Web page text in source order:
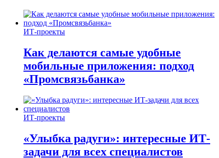
ИТ-проекты
Как делаются самые удобные
мобильные приложения: подход
«Промсвязьбанка»
ИТ-проекты
«Улыбка радуги»: интересные ИТ-
задачи для всех специалистов